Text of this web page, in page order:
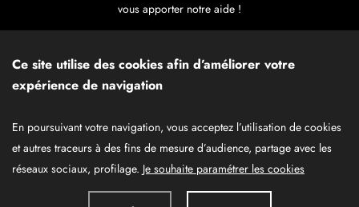
vous apporter notre aide !
CONTACTEZ-NOUS
Données personnelles Mentions légales
Ce site utilise des cookies afin d’améliorer votre
expérience de navigation
En poursuivant votre navigation, vous acceptez l’utilisation de cookies
et autres traceurs à des fins de mesure d’audience, partage avec les
réseaux sociaux, profilage. Je souhaite paramétrer les cookies